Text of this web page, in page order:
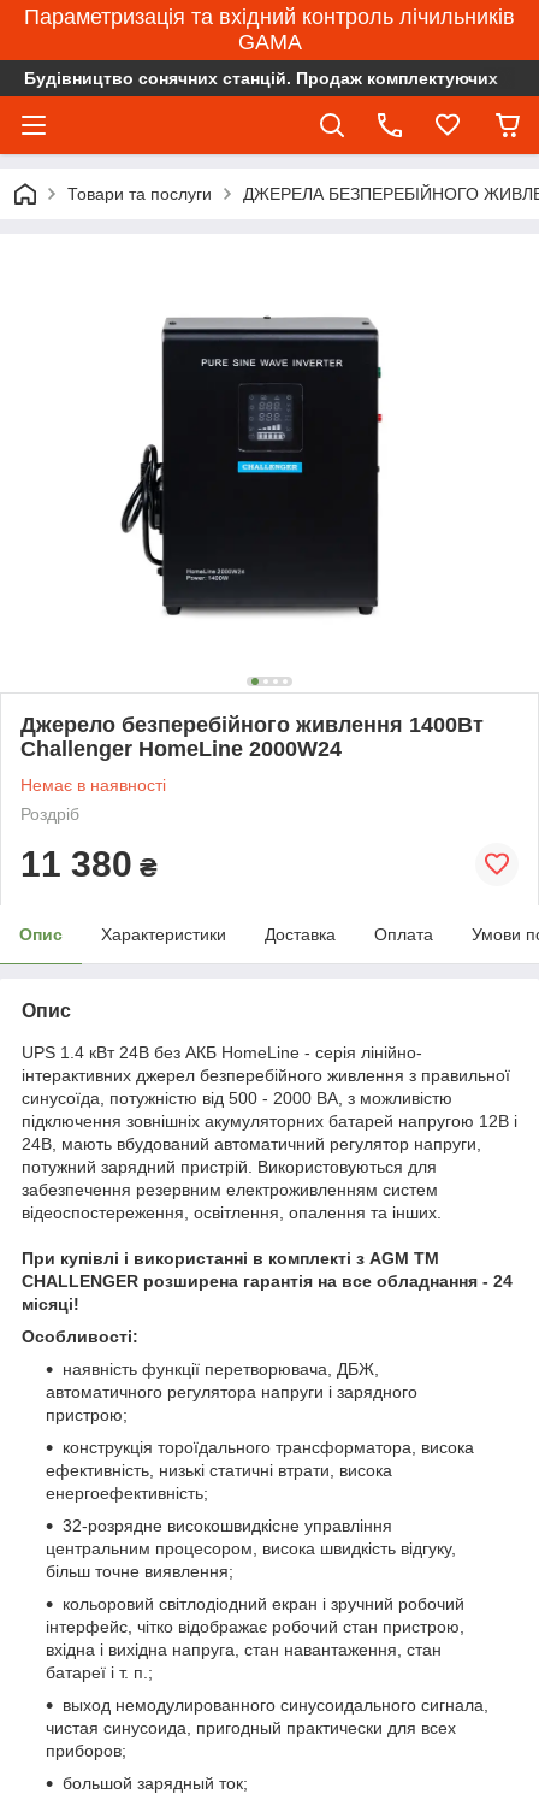
Параметризація та вхідний контроль лічильників
GAMA
Будівництво сонячних станцій. Продаж комплектуючих
Товари та послуги ДЖЕРЕЛА БЕЗПЕРЕБІЙНОГО
Джерело безперебійного живлення 1400Вт
Challenger HomeLine 2000W24
Немає в наявності
Роздріб
11 380 ₴
Опис Характеристики Доставка Оплата Умови
Опис
UPS 1.4 кВт 24В без АКБ HomeLine - серія лінійно-
інтерактивних джерел безперебійного живлення з правильної
синусоїда, потужністю від 500 - 2000 ВА, з можливістю
підключення зовнішніх акумуляторних батарей напругою 12В і
24В, мають вбудований автоматичний регулятор напруги,
потужний зарядний пристрій. Використовуються для
забезпечення резервним електроживленням систем
відеоспостереження, освітлення, опалення та інших.
При купівлі і використанні в комплекті з AGM ТМ
CHALLENGER розширена гарантія на все обладнання - 24
місяці!
Особливості:
наявність функції перетворювача, ДБЖ,
автоматичного регулятора напруги і зарядного
пристрою;
конструкція тороїдального трансформатора, висока
ефективність, низькі статичні втрати, висока
енергоефективність;
32-розрядне високошвидкісне управління
центральним процесором, висока швидкість відгуку,
більш точне виявлення;
кольоровий світлодіодний екран і зручний робочий
інтерфейс, чітко відображає робочий стан пристрою,
вхідна і вихідна напруга, стан навантаження, стан
батареї і т. п.;
выход немодулированного синусоидального сигнала,
чистая синусоида, пригодный практически для всех
приборов;
большой зарядный ток;